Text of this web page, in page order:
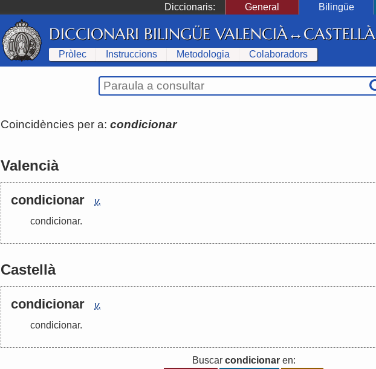
Diccionaris: General Bilingüe
DICCIONARI BILINGÜE VALENCIÀ↔CASTELLÀ
Pròlec Instruccions Metodologia Colaboradors
Coincidències per a: condicionar
Valencià
condicionar
v.
condicionar.
Castellà
condicionar
v.
condicionar.
Buscar condicionaren: